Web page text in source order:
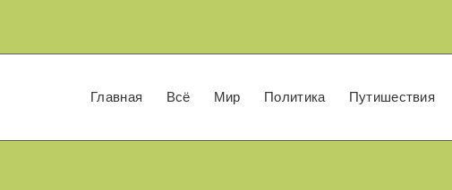
Главная Всё Мир Политика Путишествия